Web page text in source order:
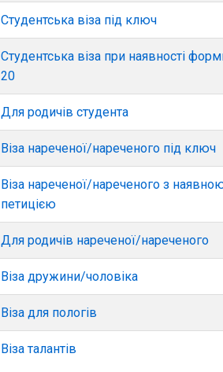
Студентська віза під ключ
Студентська віза при наявності
20
Для родичів студента
Віза нареченої/нареченого під ключ
Віза нареченої/нареченого з
петицією
Для родичів нареченої/нареченого
Віза дружини/чоловіка
Віза для пологів
Віза талантів